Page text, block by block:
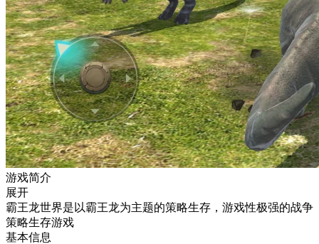
游戏简介
展开
霸王龙世界是以霸王龙为主题的策略生存，游戏性极强的战争
策略生存游戏
基本信息